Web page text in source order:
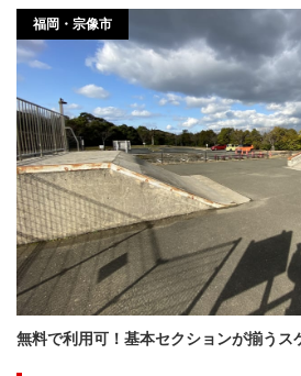
福岡・宗像市
無料で利用可！基本セクションが揃うス